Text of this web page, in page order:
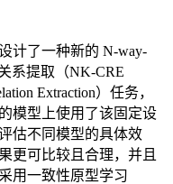
计了一种新的 N-way-
系提取（NK-CRE
Extraction）任务，
模型上使用了该固定设
估不同模型的具体效
更可比较且合理，并且
用一致性原型学习